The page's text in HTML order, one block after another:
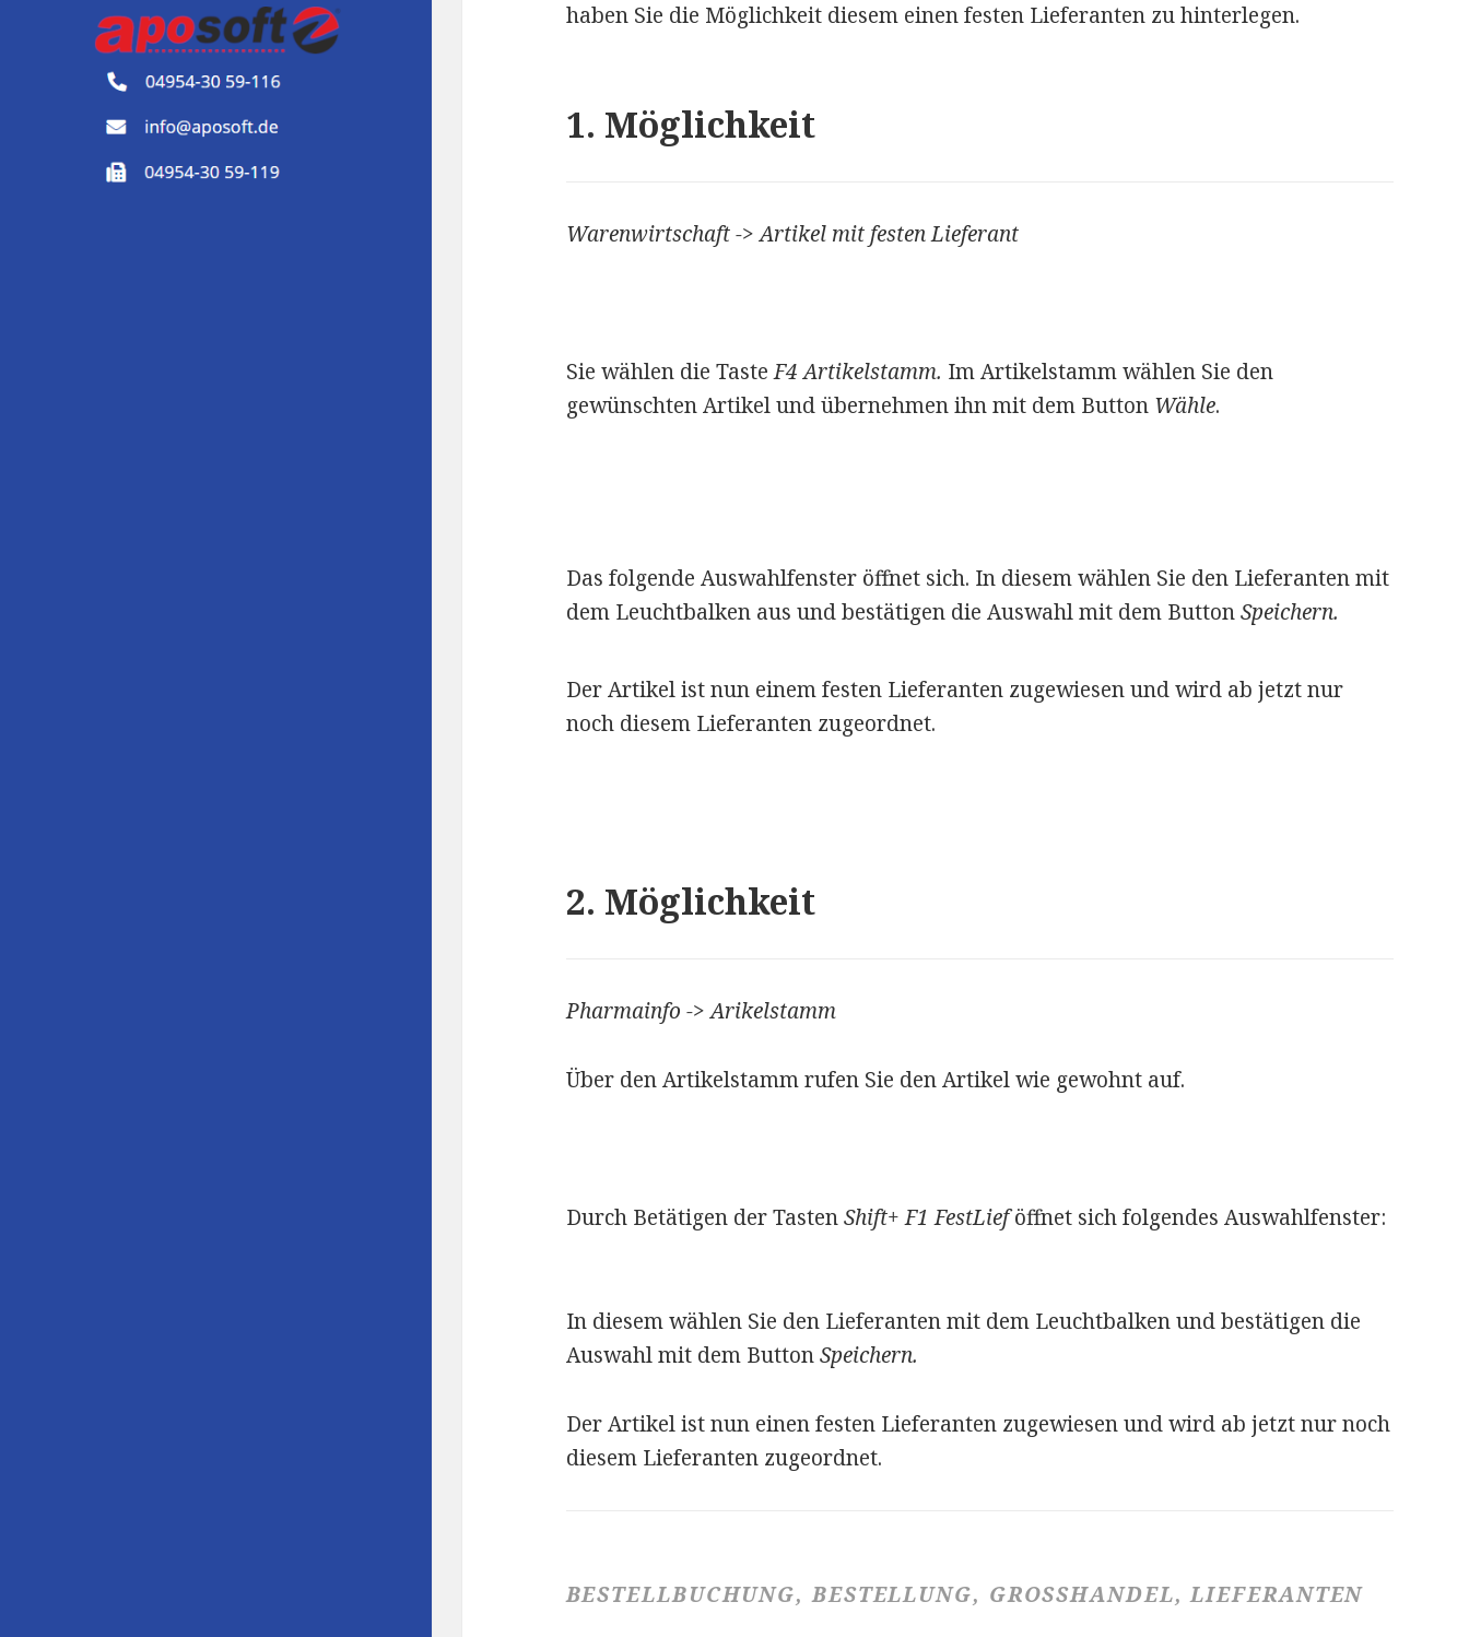
haben Sie die Möglichkeit diesem einen festen Lieferanten zu hinterlegen.
1. Möglichkeit
Warenwirtschaft -> Artikel mit festen Lieferant
Sie wählen die TasteF4 Artikelstamm. Im Artikelstamm wählen Sie den
gewünschten Artikel und übernehmen ihn mit dem ButtonWähle.
Das folgende Auswahlfenster öffnet sich. In diesem wählen Sie den Lieferanten mit
dem Leuchtbalken aus und bestätigen die Auswahl mit dem ButtonSpeichern.
Der Artikel ist nun einem festen Lieferanten zugewiesen und wird ab jetzt nur
noch diesem Lieferanten zugeordnet.
2. Möglichkeit
Pharmainfo -> Arikelstamm
Über den Artikelstamm rufen Sie den Artikel wie gewohnt auf.
Durch Betätigen der TastenShift+ F1 FestLieföffnet sich folgendes Auswahlfenster:
In diesem wählen Sie den Lieferanten mit dem Leuchtbalken und bestätigen die
Auswahl mit dem ButtonSpeichern.
Der Artikel ist nun einen festen Lieferanten zugewiesen und wird ab jetzt nur noch
diesem Lieferanten zugeordnet.
BESTELLBUCHUNG, BESTELLUNG, GROSSHANDEL, LIEFERANTEN